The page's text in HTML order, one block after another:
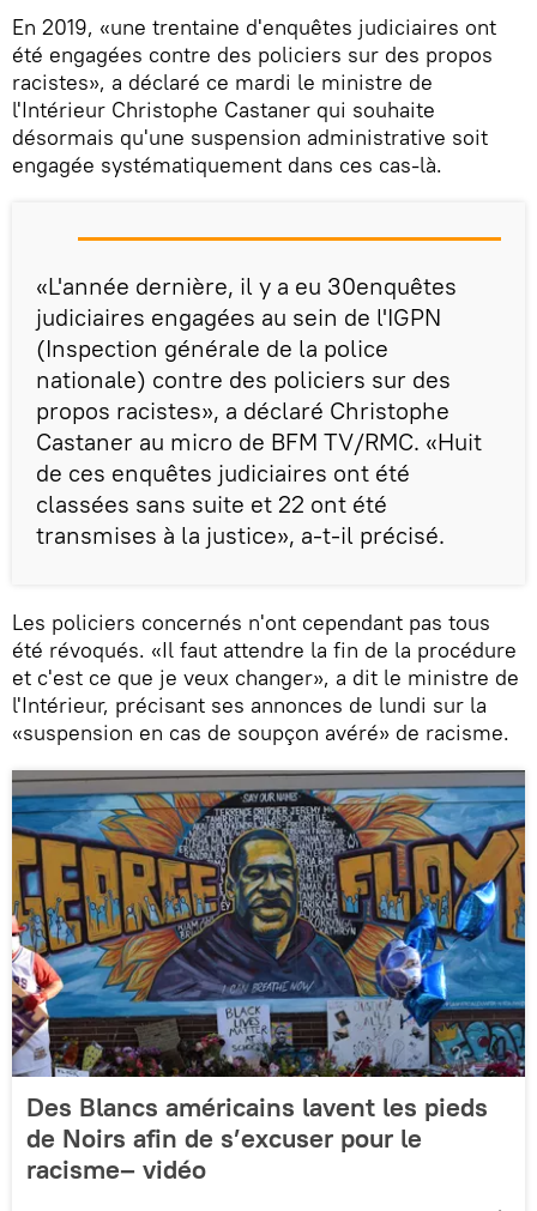
En 2019, «une trentaine d'enquêtes judiciaires ont
été engagées contre des policiers sur des propos
racistes», a déclaré ce mardi le ministre de
l'Intérieur Christophe Castaner qui souhaite
désormais qu'une suspension administrative soit
engagée systématiquement dans ces cas-là.
«L'année dernière, il y a eu 30enquêtes
judiciaires engagées au sein de l'IGPN
(Inspection générale de la police
nationale) contre des policiers sur des
propos racistes», a déclaré Christophe
Castaner au micro de BFM TV/RMC. «Huit
de ces enquêtes judiciaires ont été
classées sans suite et 22 ont été
transmises à la justice», a-t-il précisé.
Les policiers concernés n'ont cependant pas tous
été révoqués. «Il faut attendre la fin de la procédure
et c'est ce que je veux changer», a dit le ministre de
l'Intérieur, précisant ses annonces de lundi sur la
«suspension en cas de soupçon avéré» de racisme.
Des Blancs américains lavent les pieds
de Noirs afin de s’excuser pour le
racisme– vidéo